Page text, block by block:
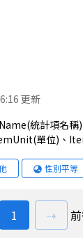
更新
單位)、
性別平等
頁前往
1 ⇢下一